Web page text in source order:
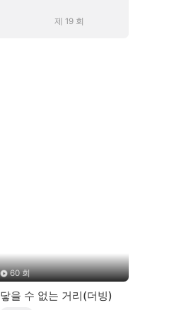
제 19 회
60 회
닿을 수 없는 거리(더빙)